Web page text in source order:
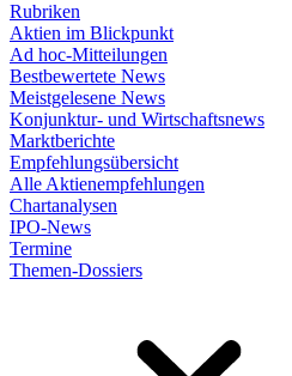
Rubriken
Aktien im Blickpunkt
Ad hoc-Mitteilungen
Bestbewertete News
Meistgelesene News
Konjunktur- und Wirtschaftsnews
Marktberichte
Empfehlungsübersicht
Alle Aktienempfehlungen
Chartanalysen
IPO-News
Termine
Themen-Dossiers